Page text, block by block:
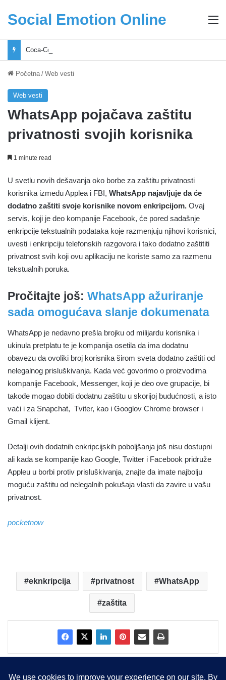
Social Emotion Online
Početna / Web vesti
Web vesti
WhatsApp pojačava zaštitu
privatnosti svojih korisnika
1 minute read
U svetlu novih dešavanja oko borbe za zaštitu privatnosti
korisnika između Applea i FBI, WhatsApp najavljuje da će
dodatno zaštiti svoje korisnike novom enkripcijom. Ovaj
servis, koji je deo kompanije Facebook, će pored sadašnje
enkripcije tekstualnih podataka koje razmenjuju njihovi korisnici,
uvesti i enkripciju telefonskih razgovora i tako dodatno zaštititi
privatnost svih koji ovu aplikaciju ne koriste samo za razmenu
tekstualnih poruka.
Pročitajte još: WhatsApp ažuriranje
sada omogućava slanje dokumenata
WhatsApp je nedavno prešla brojku od milijardu korisnika i
ukinula pretplatu te je kompanija osetila da ima dodatnu
obavezu da ovoliki broj korisnika širom sveta dodatno zaštiti od
nelegalnog prisluškivanja. Kada već govorimo o proizvodima
kompanije Facebook, Messenger, koji je deo ove grupacije, bi
takođe mogao dobiti dodatnu zaštitu u skorijoj budućnosti, a isto
vaći i za Snapchat, Tviter, kao i Googlov Chrome browser i
Gmail klijent.
Detalji ovih dodatnih enkripcijskih poboljšanja još nisu dostupni
ali kada se kompanije kao Google, Twitter i Facebook pridruže
Appleu u borbi protiv prisluškivanja, znajte da imate najbolju
moguću zaštitu od nelegalnih pokušaja vlasti da zavire u vašu
privatnost.
pocketnow
eknkripcija privatnost WhatsApp
zaštita